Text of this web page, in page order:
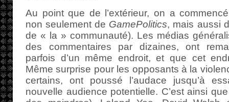
Au point que de l’extérieur, on a
non seulement de GamePolitics, mais aussi
de « la » communauté). Les médias
des commentaires par dizaines, ont
parfois d’un même endroit, et que cet
Même surprise pour les opposants à la
certains, ont poussé l’audace jusqu’à
nouvelle audience potentielle. C’est ainsi